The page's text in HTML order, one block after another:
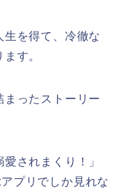
を得て、冷徹な
す。
ったストーリー
されまくり！
」
プリでしか見れな